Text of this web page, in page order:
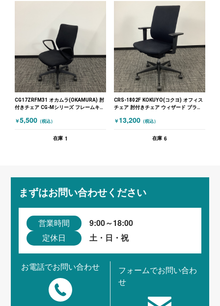
CG17ZRFM31 オカムラ(OKAMURA) 肘
付きチェア CG-Mシリーズ フレームキズ
￥5,500 （税込）
在庫 1
CRS-1802F KOKUYO(コクヨ) オフィス
チェア 肘付きチェア ウィザード ブラッ
￥ 13,200 （税込）
在庫 6
まずはお問い合わせください
営業時間 9:00～18:00
定休日 土・日・祝
お電話でお問い合わせ
フォームでお問い合わ
せ